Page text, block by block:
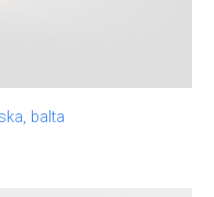
balta